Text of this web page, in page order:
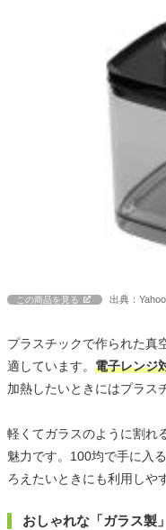
この商品を見る 出典：
プラスチックで作られた真
適しています。 電子レンジ
加熱したいときにはプラス
軽くてガラスのように割れ
魅力です。100均で手に入
ろえたいときにも利用しや
おしゃれな「ガラス製」